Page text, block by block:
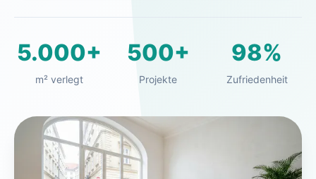
5.000+
m² verlegt
500+
Projekte
98%
Zufriedenheit